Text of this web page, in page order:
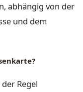
abhängig von der
und dem
Regel